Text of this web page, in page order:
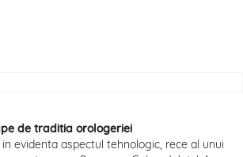
de traditia orologeriei
evidenta aspectul tehnologic, rece al unui